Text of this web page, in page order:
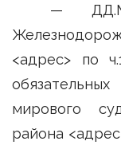
—
<адрес> по
мирового
района